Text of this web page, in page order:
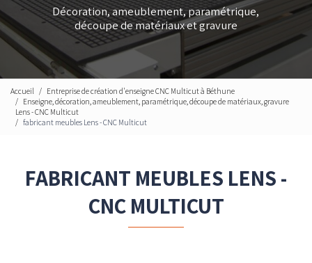
Décoration, ameublement, paramétrique,
découpe de matériaux et gravure
Accueil
Entreprise de création d'enseigne CNC Multicut à Béthune
Enseigne, décoration, ameublement, paramétrique, découpe de matériaux, gravure
Lens - CNC Multicut
fabricant meubles Lens - CNC Multicut
FABRICANT MEUBLES LENS -
CNC MULTICUT